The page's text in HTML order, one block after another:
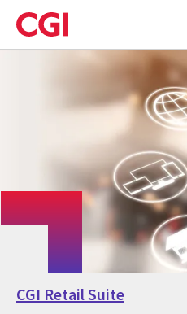
Skip
to
main
CGI Retail Suite